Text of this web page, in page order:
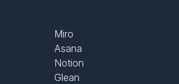
Miro
Asana
Notion
Glean